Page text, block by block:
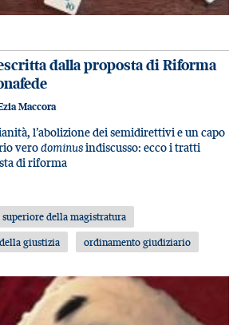
dalla proposta di Riforma
Maccora
l’abolizione dei semidirettivi e un capo
verodominusindiscusso: ecco i tratti
di riforma
della magistratura
giustizia
ordinamento giudiziario